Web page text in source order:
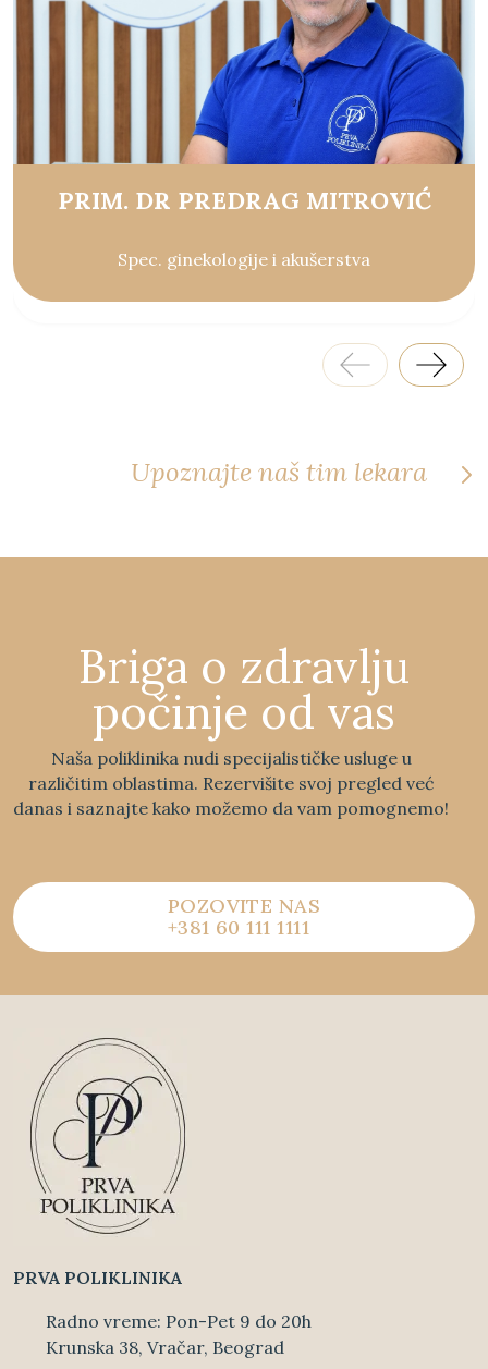
PRIM. DR PREDRAG MITROVIĆ
Spec. ginekologije i akušerstva
Upoznajte naš tim lekara
Briga o zdravlju
počinje od vas
Naša poliklinika nudi specijalističke usluge u
različitim oblastima. Rezervišite svoj pregled već
danas i saznajte kako možemo da vam pomognemo!
POZOVITE NAS
+381 60 111 1111
PRVA POLIKLINIKA
Radno vreme: Pon-Pet 9 do 20h
Krunska 38, Vračar, Beograd